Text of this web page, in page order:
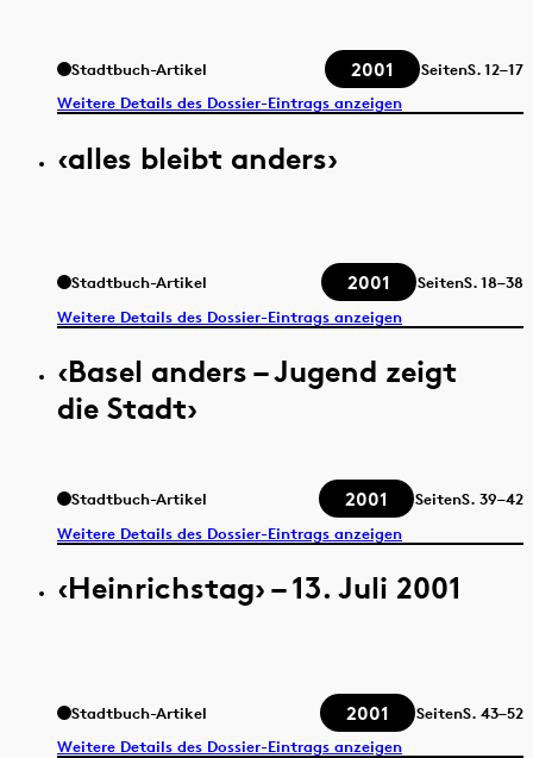
Stadtbuch-Artikel 2001 SeitenS.12–17
Weitere Details des Dossier-Eintrags anzeigen
‹alles bleibt anders›
Stadtbuch-Artikel 2001 SeitenS.18–38
Weitere Details des Dossier-Eintrags anzeigen
‹Basel anders – Jugend zeigt
die Stadt›
Stadtbuch-Artikel 2001 SeitenS. 39–42
Weitere Details des Dossier-Eintrags anzeigen
‹Heinrichstag› – 13. Juli 2001
Stadtbuch-Artikel 2001 SeitenS. 43–52
Weitere Details des Dossier-Eintrags anzeigen